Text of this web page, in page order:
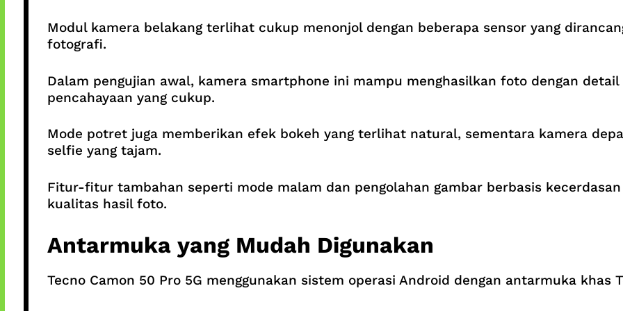
Modul kamera belakang terlihat cukup menonjol dengan beberapa sensor yang
fotografi.
Dalam pengujian awal, kamera smartphone ini mampu menghasilkan foto dengan
pencahayaan yang cukup.
Mode potret juga memberikan efek bokeh yang terlihat natural, sementara kamera
selfie yang tajam.
Fitur-fitur tambahan seperti mode malam dan pengolahan gambar berbasis
kualitas hasil foto.
Antarmuka yang Mudah Digunakan
Tecno Camon 50 Pro 5G menggunakan sistem operasi Android dengan antarmuka khas